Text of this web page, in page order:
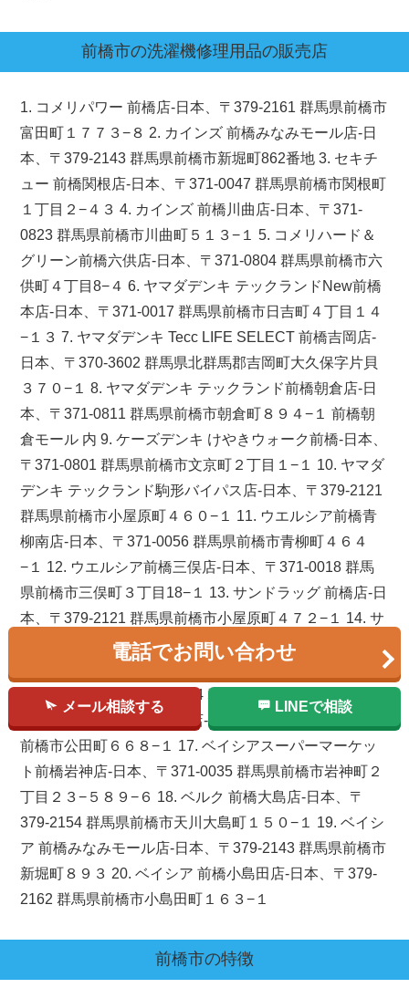
前橋市の洗濯機修理用品の販売店
1. コメリパワー 前橋店-日本、〒379-2161 群馬県前橋市
富田町１７７３−８ 2. カインズ 前橋みなみモール店-日
本、〒379-2143 群馬県前橋市新堀町862番地 3. セキチ
ュー 前橋関根店-日本、〒371-0047 群馬県前橋市関根町
１丁目２−４３ 4. カインズ 前橋川曲店-日本、〒371-
0823 群馬県前橋市川曲町５１３−１ 5. コメリハード＆
グリーン前橋六供店-日本、〒371-0804 群馬県前橋市六
供町４丁目8−４ 6. ヤマダデンキ テックランドNew前橋
本店-日本、〒371-0017 群馬県前橋市日吉町４丁目１４
−１３ 7. ヤマダデンキ Tecc LIFE SELECT 前橋吉岡店-
日本、〒370-3602 群馬県北群馬郡吉岡町大久保字片貝
３７０−１ 8. ヤマダデンキ テックランド前橋朝倉店-日
本、〒371-0811 群馬県前橋市朝倉町８９４−１ 前橋朝
倉モール 内 9. ケーズデンキ けやきウォーク前橋-日本、
〒371-0801 群馬県前橋市文京町２丁目１−１ 10. ヤマダ
デンキ テックランド駒形バイパス店-日本、〒379-2121
群馬県前橋市小屋原町４６０−１ 11. ウエルシア前橋青
柳南店-日本、〒371-0056 群馬県前橋市青柳町４６４
−１ 12. ウエルシア前橋三俣店-日本、〒371-0018 群馬
県前橋市三俣町３丁目18−１ 13. サンドラッグ 前橋店-日
本、〒379-2121 群馬県前橋市小屋原町４７２−１ 14. サ
ンドラッグ 新前橋店-日本、〒371-0844 群馬県前橋市古
六供町店-日本、〒371-0804 群馬県前橋市六供町５丁目
33−２６ 16. ツルヤ前橋南店-日本、〒379-2146 群馬県
前橋市公田町６６８−１ 17. ベイシアスーパーマーケッ
ト前橋岩神店-日本、〒371-0035 群馬県前橋市岩神町２
丁目２３−５８９−６ 18. ベルク 前橋大島店-日本、〒
379-2154 群馬県前橋市天川大島町１５０−１ 19. ベイシ
ア 前橋みなみモール店-日本、〒379-2143 群馬県前橋市
新堀町８９３ 20. ベイシア 前橋小島田店-日本、〒379-
2162 群馬県前橋市小島田町１６３−１
前橋市の特徴
電話でお問い合わせ
メール相談する LINEで相談